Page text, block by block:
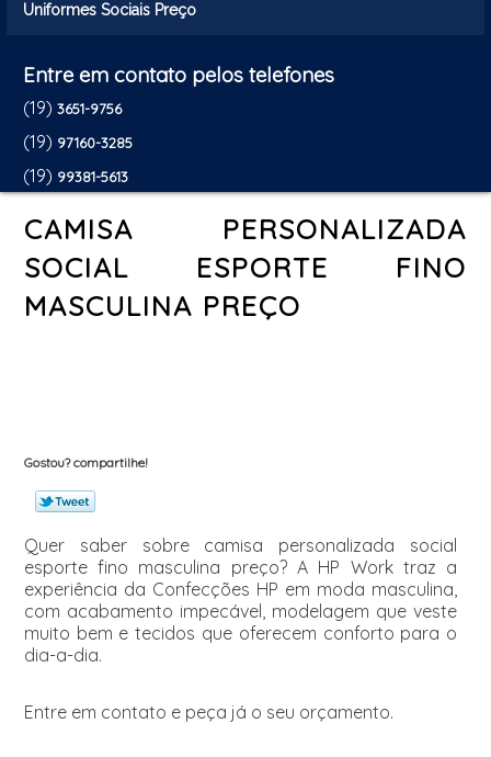
Uniformes Sociais Preço
Entre em contato pelos telefones
(19) 3651-9756
(19) 97160-3285
(19) 99381-5613
CAMISA PERSONALIZADA
SOCIAL ESPORTE FINO
MASCULINA PREÇO
Gostou? compartilhe!
Quer saber sobre camisa personalizada social
esporte fino masculina preço? A HP Work traz a
experiência da Confecções HP em moda masculina,
com acabamento impecável, modelagem que veste
muito bem e tecidos que oferecem conforto para o
dia-a-dia.
Entre em contato e peça já o seu orçamento.